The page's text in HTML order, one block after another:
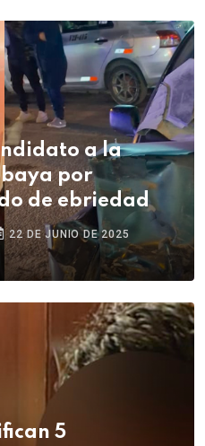
a la
por
de ebriedad
22 DE JUNIO DE 2025
5